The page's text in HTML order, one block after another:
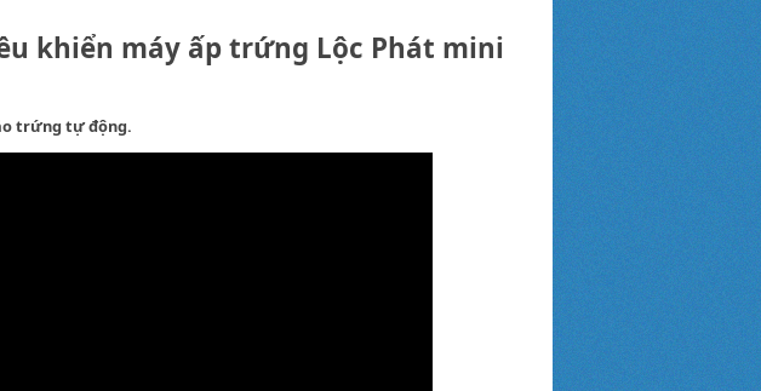
khiển máy ấp trứng Lộc Phát mini
trứng tự động.